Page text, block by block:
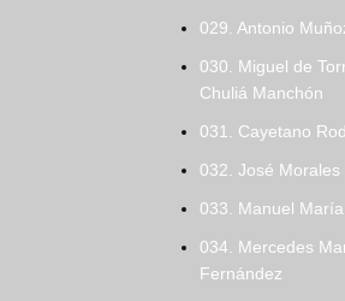
029. Antonio
030. Miguel de
Chuliá Manchón
031. Cayetano
032. José Morales
033. Manuel
034. Mercedes
Fernández